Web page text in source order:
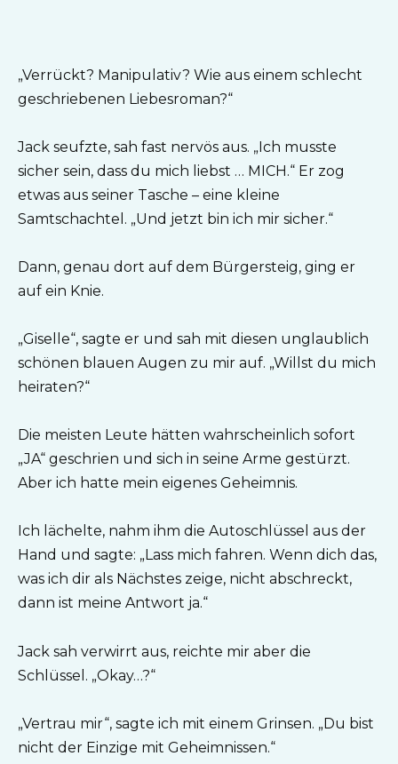
„Verrückt? Manipulativ? Wie aus einem schlecht
geschriebenen Liebesroman?“
Jack seufzte, sah fast nervös aus. „Ich musste
sicher sein, dass du mich liebst … MICH.“ Er zog
etwas aus seiner Tasche – eine kleine
Samtschachtel. „Und jetzt bin ich mir sicher.“
Dann, genau dort auf dem Bürgersteig, ging er
auf ein Knie.
„Giselle“, sagte er und sah mit diesen unglaublich
schönen blauen Augen zu mir auf. „Willst du mich
heiraten?“
Die meisten Leute hätten wahrscheinlich sofort
„JA“ geschrien und sich in seine Arme gestürzt.
Aber ich hatte mein eigenes Geheimnis.
Ich lächelte, nahm ihm die Autoschlüssel aus der
Hand und sagte: „Lass mich fahren. Wenn dich das,
was ich dir als Nächstes zeige, nicht abschreckt,
dann ist meine Antwort ja.“
Jack sah verwirrt aus, reichte mir aber die
Schlüssel. „Okay…?“
„Vertrau mir“, sagte ich mit einem Grinsen. „Du bist
nicht der Einzige mit Geheimnissen.“